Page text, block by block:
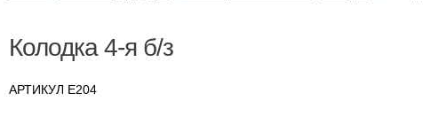
Колодка 4-я б/з
АРТИКУЛ E204